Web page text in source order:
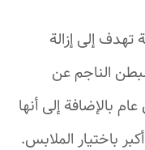
إلى إزالة
الناجم عن
بالإضافة إلى أنها
باختيار الملابس.